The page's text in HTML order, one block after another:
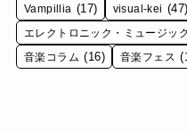
Vampillia (17) visual-kei (47)
エレクトロニック・ミュージック
音楽コラム (16) 音楽フェス